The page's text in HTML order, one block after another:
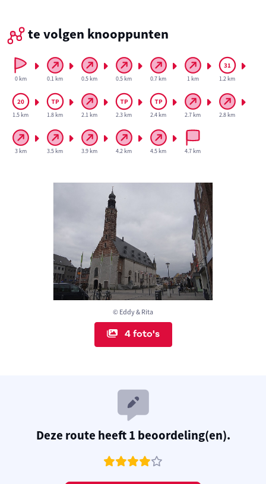
© Eddy & Rita
4 foto's
te volgen knooppunten
0 km 0.1 km 0.5 km 0.5 km 0.7 km 1 km 1.2 km
1.5 km 1.8 km 2.1 km 2.3 km 2.4 km 2.7 km 2.8 km
3 km 3.5 km 3.9 km 4.2 km 4.5 km 4.7 km
Deze route heeft 1 beoordeling(en).